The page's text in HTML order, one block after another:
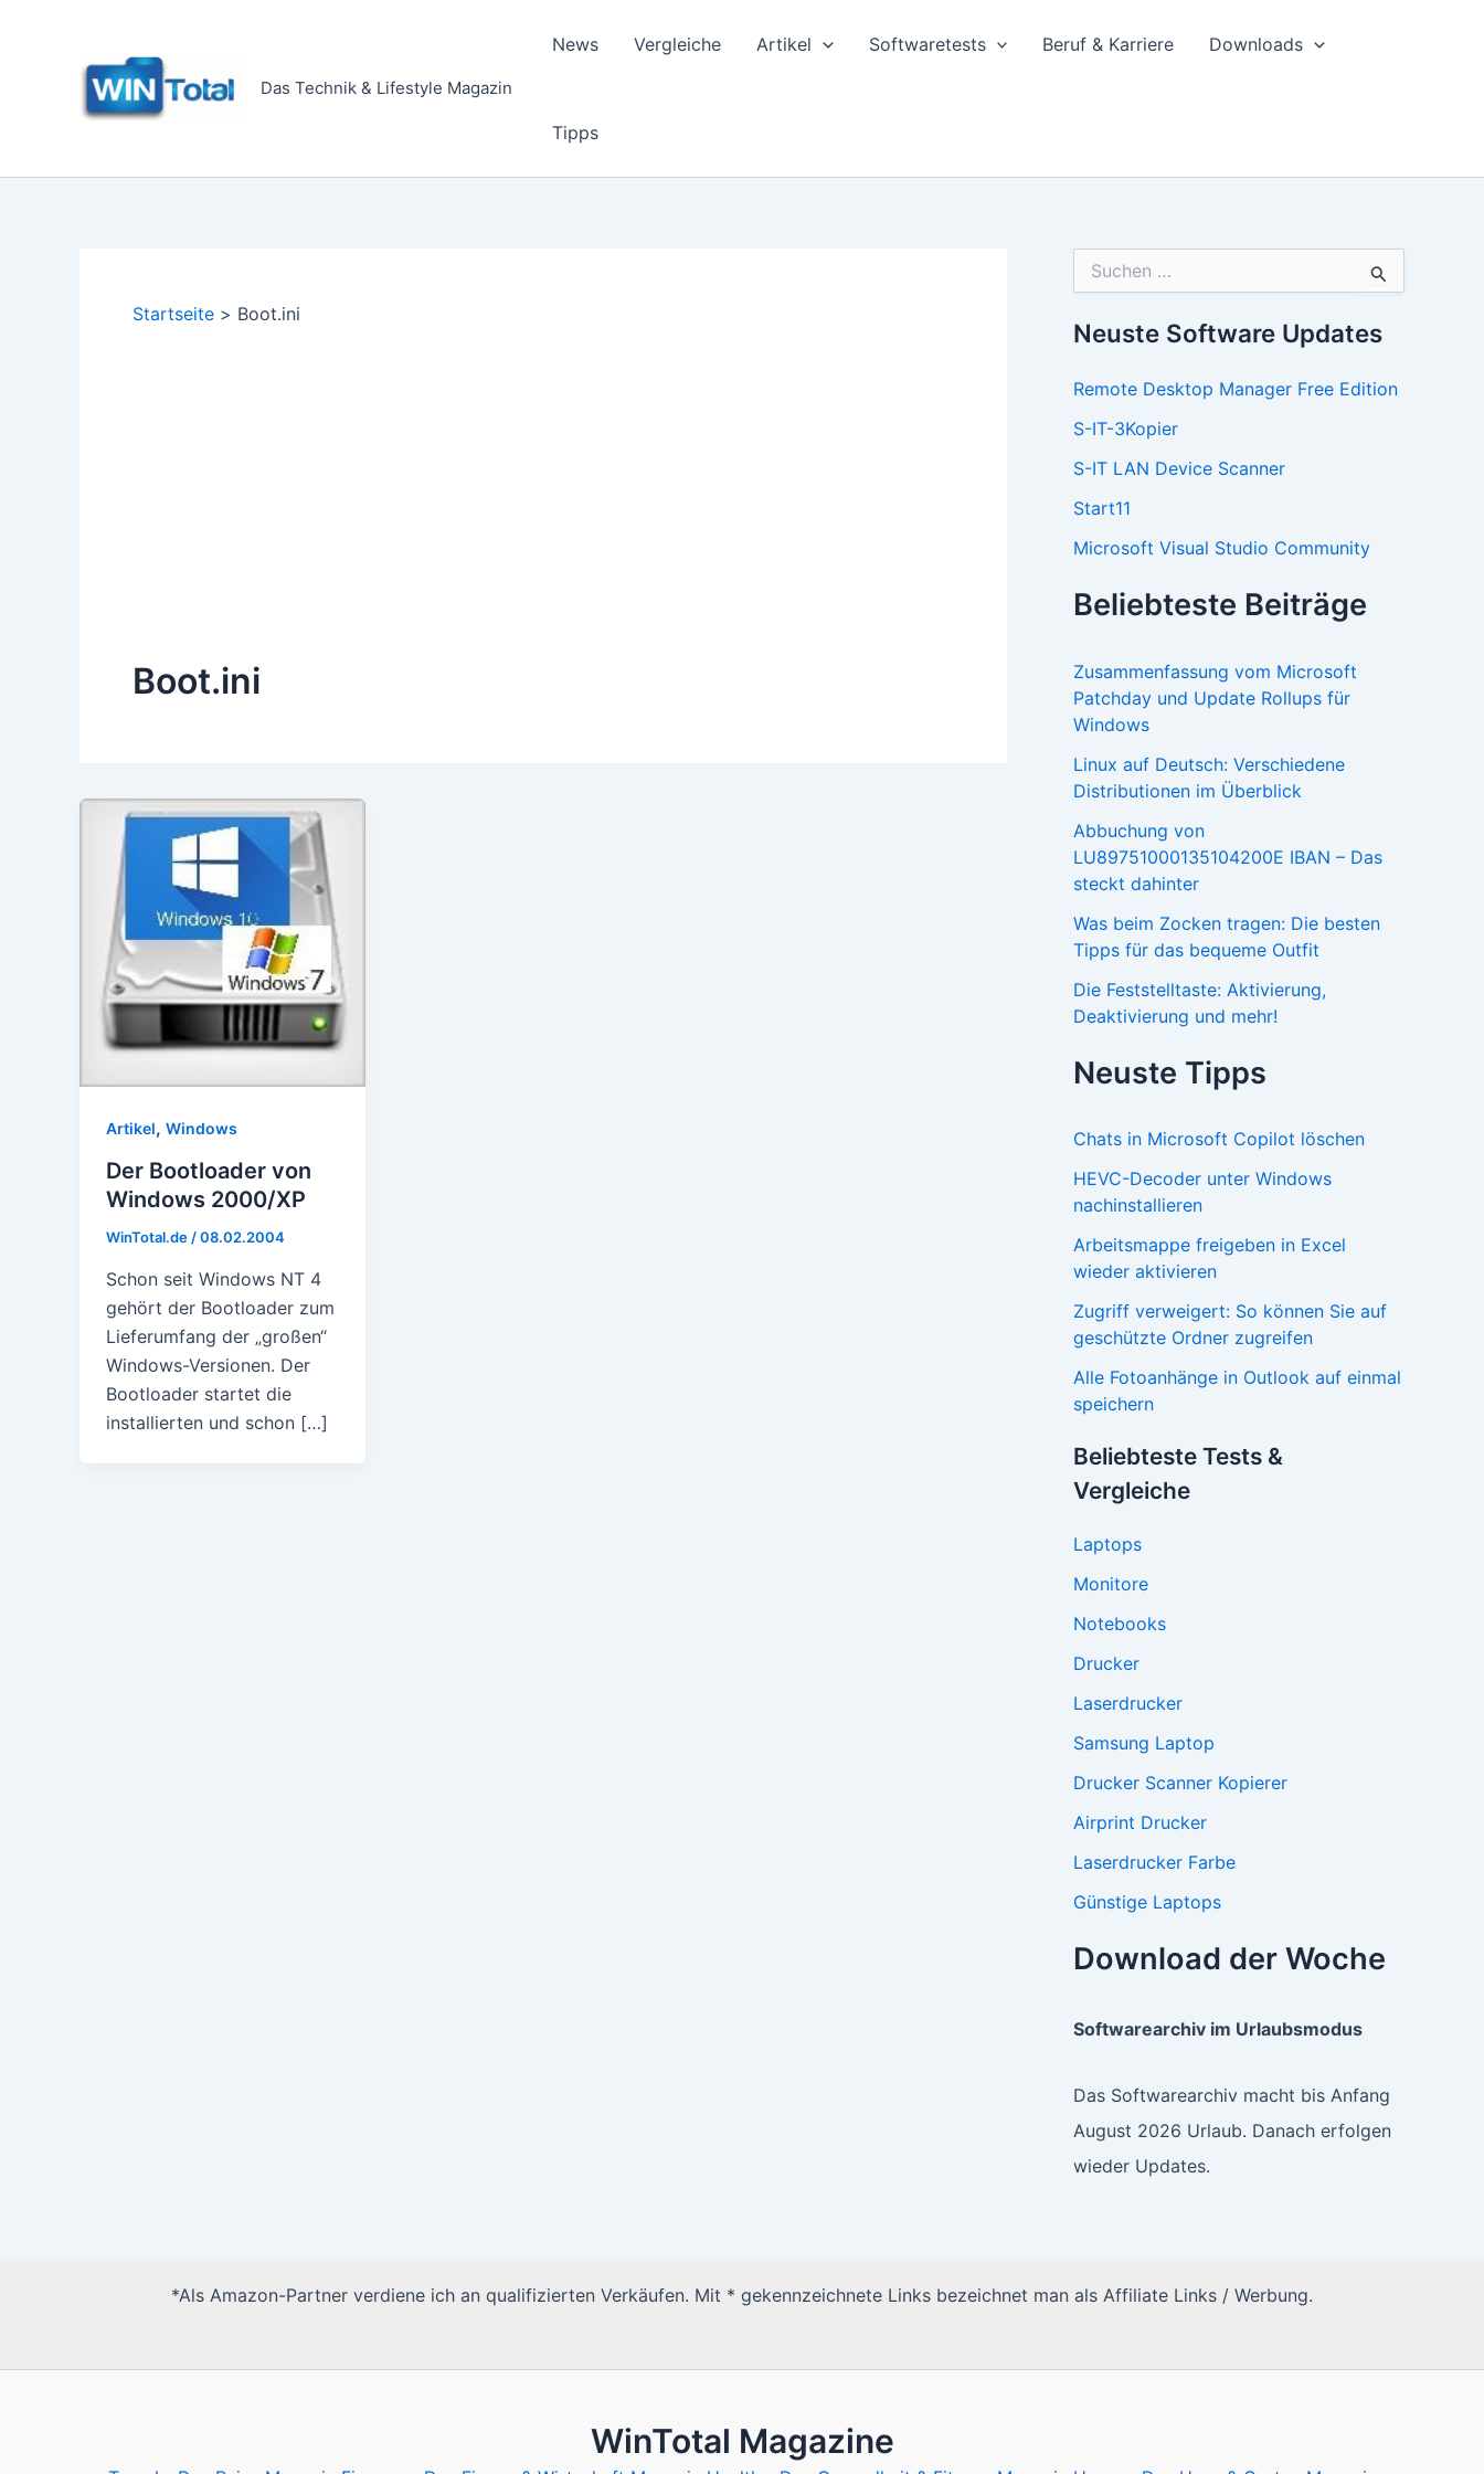
Das Technik & Lifestyle Magazin
News Vergleiche Artikel Softwaretests Beruf & Karriere Downloads
Tipps
Startseite Boot.ini
Boot.ini
Artikel, Windows
Der Bootloader von
Windows 2000/XP
WinTotal.de /08.02.2004
Schon seit Windows NT 4
gehört der Bootloader zum
Lieferumfang der „großen“
Windows-Versionen. Der
Bootloader startet die
installierten und schon […]
h
e
n
c
:
Neuste Software Updates
Remote Desktop Manager Free Edition
S-IT-3Kopier
S-IT LAN Device Scanner
Start11
Microsoft Visual Studio Community
Beliebteste Beiträge
Zusammenfassung vom Microsoft
Patchday und Update Rollups für
Windows
Linux auf Deutsch: Verschiedene
Distributionen im Überblick
Abbuchung von
LU89751000135104200E IBAN – Das
steckt dahinter
Was beim Zocken tragen: Die besten
Tipps für das bequeme Outfit
Die Feststelltaste: Aktivierung,
Deaktivierung und mehr!
Neuste Tipps
Chats in Microsoft Copilot löschen
HEVC-Decoder unter Windows
nachinstallieren
Arbeitsmappe freigeben in Excel
wieder aktivieren
Zugriff verweigert: So können Sie auf
geschützte Ordner zugreifen
Alle Fotoanhänge in Outlook auf einmal
speichern
Beliebteste Tests &
Vergleiche
Laptops
Monitore
Notebooks
Drucker
Laserdrucker
Samsung Laptop
Drucker Scanner Kopierer
Airprint Drucker
Laserdrucker Farbe
Günstige Laptops
Download der Woche
Softwarearchiv im Urlaubsmodus
Das Softwarearchiv macht bis Anfang
August 2026 Urlaub. Danach erfolgen
wieder Updates.
*Als Amazon-Partner verdiene ich an qualifizierten Verkäufen. Mit * gekennzeichnete Links bezeichnet man als Affiliate Links / Werbung.
WinTotal Magazine